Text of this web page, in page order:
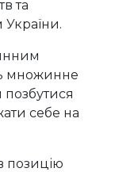
та
множинне
себе на
позицію